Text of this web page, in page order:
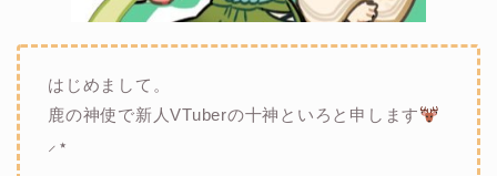
はじめまして。
鹿の神使で新人VTuberの十神といろと申します
⸝⋆